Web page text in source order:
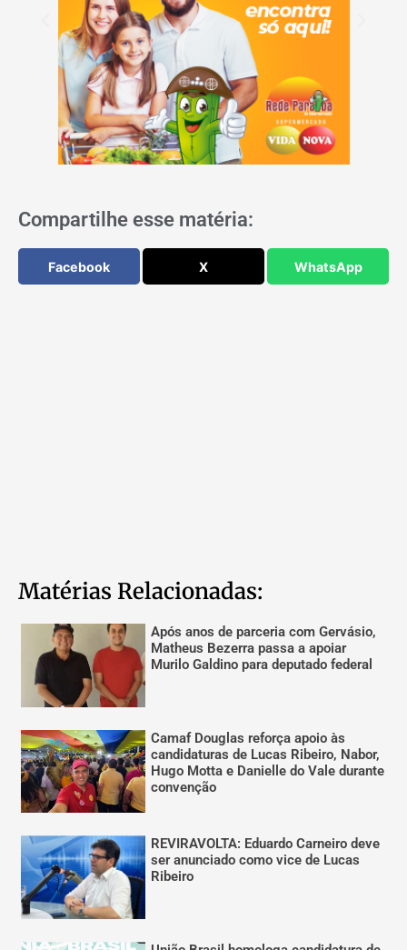
Compartilhe esse matéria:
Facebook X WhatsApp
Matérias Relacionadas:
Após anos de parceria com Gervásio,
Matheus Bezerra passa a apoiar
Murilo Galdino para deputado federal
Camaf Douglas reforça apoio às
candidaturas de Lucas Ribeiro, Nabor,
Hugo Motta e Danielle do Vale durante
convenção
REVIRAVOLTA: Eduardo Carneiro deve
ser anunciado como vice de Lucas
Ribeiro